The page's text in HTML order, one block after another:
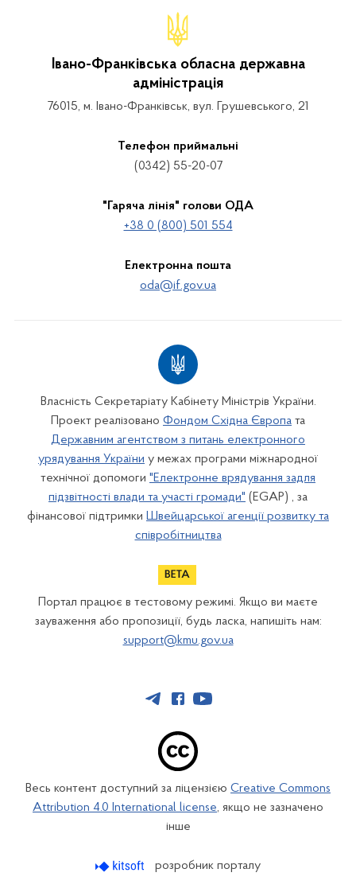
Івано-Франківська обласна державна
адміністрація
76015, м. Івано-Франківськ, вул. Грушевського, 21
Телефон приймальні
(0342) 55-20-07
"Гаряча лінія" голови ОДА
+38 0 (800) 501 554
Електронна пошта
oda@if.gov.ua
Власність Секретаріату Кабінету Міністрів України.
Проект реалізовано Фондом Східна Європа та
Державним агентством з питань електронного
урядування України у межах програми міжнародної
технічної допомоги "Електронне врядування задля
підзвітності влади та участі громади" (EGAP) , за
фінансової підтримки Швейцарської агенції розвитку та
співробітництва
Портал працює в тестовому режимі. Якщо ви маєте
зауваження або пропозиції, будь ласка, напишіть нам:
support@kmu.gov.ua
Весь контент доступний за ліцензією Creative Commons
Attribution 4.0 International license, якщо не зазначено
інше
розробник порталу